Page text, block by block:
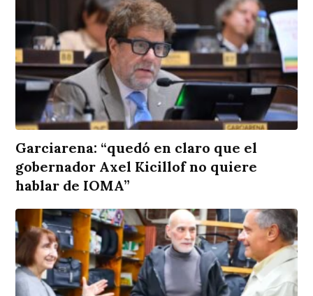
Garciarena: “quedó en claro que el
gobernador Axel Kicillof no quiere
hablar de IOMA”